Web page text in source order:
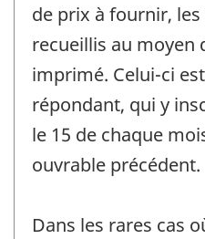
de prix à fournir,
recueillis au
imprimé. Celui-ci
répondant, qui y
le 15 de chaque
ouvrable précédent.
Dans les rares cas